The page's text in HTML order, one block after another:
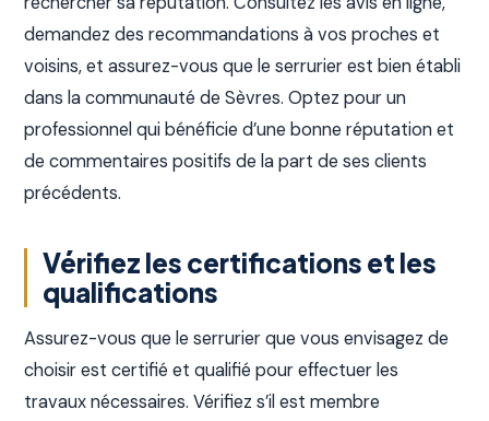
demandez des recommandations à vos proches et
voisins, et assurez-vous que le serrurier est bien établi
dans la communauté de Sèvres. Optez pour un
professionnel qui bénéficie d’une bonne réputation et
de commentaires positifs de la part de ses clients
précédents.
Vérifiez les certifications et les
qualifications
Assurez-vous que le serrurier que vous envisagez de
choisir est certifié et qualifié pour effectuer les
travaux nécessaires. Vérifiez s’il est membre